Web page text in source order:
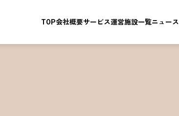
TOP会社概要サービス運営施設一覧ニュース